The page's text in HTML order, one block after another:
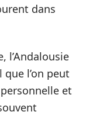
dans
l’Andalousie
l’on peut
et